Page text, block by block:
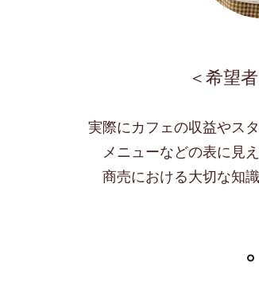
＜希望
実際にカフェの収益やス
メニューなどの表に見
商売における大切な知